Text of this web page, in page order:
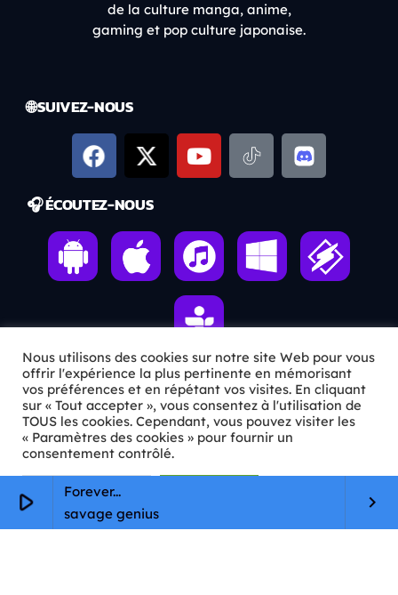
play_arrow
Forever...
savage genius
keyboard_arrow_right
de la culture manga, anime,
gaming et pop culture japonaise.
🌐 SUIVEZ-NOUS
🎧 ÉCOUTEZ-NOUS
ℹ️ INFOS PRATIQUES
✉️Contact
🦊Qui sommes-nous ?
📄
Mentions légales
Nous utilisons des cookies sur notre site Web pour vous
offrir l'expérience la plus pertinente en mémorisant
vos préférences et en répétant vos visites. En cliquant
sur « Tout accepter », vous consentez à l'utilisation de
TOUS les cookies. Cependant, vous pouvez visiter les
« Paramètres des cookies » pour fournir un
consentement contrôlé.
Paramètres Cookie